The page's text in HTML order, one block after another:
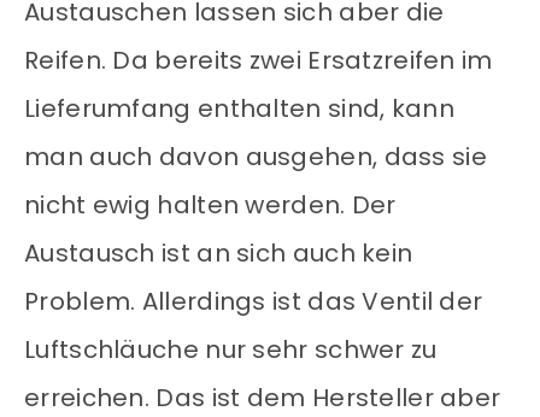
Austauschen lassen sich aber die
Reifen. Da bereits zwei Ersatzreifen im
Lieferumfang enthalten sind, kann
man auch davon ausgehen, dass sie
nicht ewig halten werden. Der
Austausch ist an sich auch kein
Problem. Allerdings ist das Ventil der
Luftschläuche nur sehr schwer zu
erreichen. Das ist dem Hersteller aber